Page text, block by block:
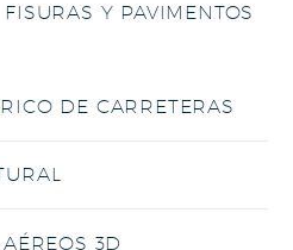
Y PAVIMENTOS
DE CARRETERAS
3D